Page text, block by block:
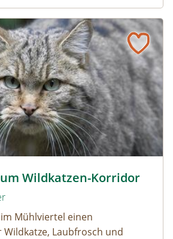
Wildkatzen-Korridor
Mühlviertel einen
Laubfrosch und
Korridor